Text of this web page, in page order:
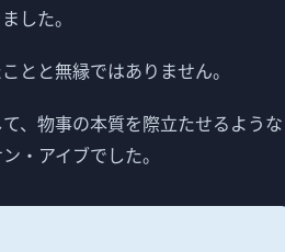
した。
とと無縁ではありません。
、物事の本質を際立たせるような
・アイブでした。